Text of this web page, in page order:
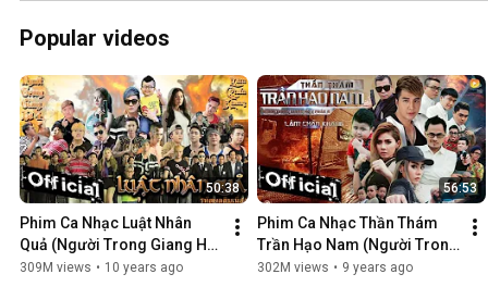
Popular videos
50:38
Phim Ca Nhạc Luật Nhân
Quả (Người Trong Giang Hồ
4) - Lâm Chấn Khang 2016
309M views • 10 years ago
56:53
Phim Ca Nhạc Thần Thám
Trần Hạo Nam (Người Trong
Giang Hồ 5) - Lâm Chấn
302M views • 9 years ago